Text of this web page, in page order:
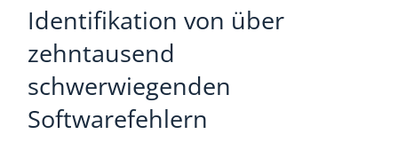
Identifikation von über
zehntausend
schwerwiegenden
Softwarefehlern